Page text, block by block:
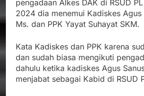
pengadaan Alkes DAK di RSUD
2024 dia menemui Kadiskes Agus
Ms. dan PPK Yayat Suhayat SKM.
Kata Kadiskes dan PPK karena
dan sudah biasa mengikuti
dahulu ketika kadiskes Agus
menjabat sebagai Kabid di RSUD